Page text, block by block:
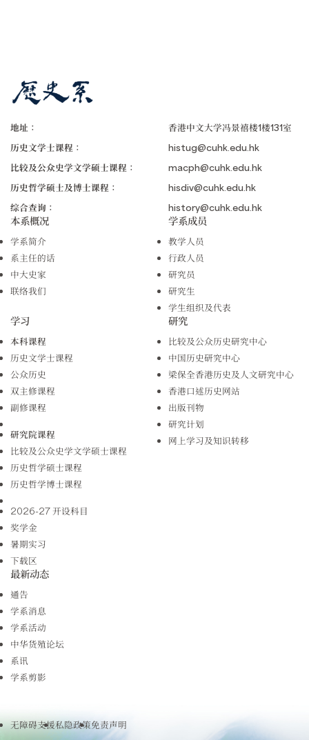
地址：
香港中文大学冯景禧楼1楼131室
历史文学士课程：
histug@cuhk.edu.hk
比较及公众史学文学硕士课程：
macph@cuhk.edu.hk
历史哲学硕士及博士课程：
hisdiv@cuhk.edu.hk
综合查询：
history@cuhk.edu.hk
本系概况
学系简介
系主任的话
中大史家
联络我们
学系成员
教学人员
行政人员
研究员
研究生
学生组织及代表
学习
本科课程
历史文学士课程
公众历史
双主修课程
副修课程
研究院课程
比较及公众史学文学硕士课程
历史哲学硕士课程
历史哲学博士课程
2026-27 开设科目
奖学金
暑期实习
下载区
研究
比较及公众历史研究中心
中国历史研究中心
梁保全香港历史及人文研究中心
香港口述历史网站
出版刊物
研究计划
网上学习及知识转移
最新动态
通告
学系消息
学系活动
中华货殖论坛
系讯
学系剪影
无障碍支援私隐政策免责声明